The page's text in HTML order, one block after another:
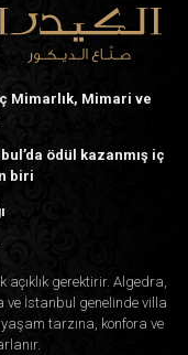
Mimarlık, Mimari ve
ödül kazanmış iç
biri
gerektirir. Algedra,
ve İstanbul genelinde villa
tarzına, konfora ve